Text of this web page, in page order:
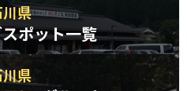
県
ポット一覧
県